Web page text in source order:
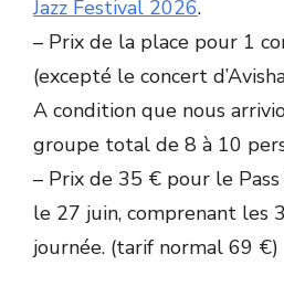
Jazz Festival 2026.
– Prix de la place pour 1
(excepté le concert
A condition que nous
groupe total de 8 à 10
– Prix de 35 € pour le
le 27 juin, comprenant les
journée. (tarif normal 69 €)